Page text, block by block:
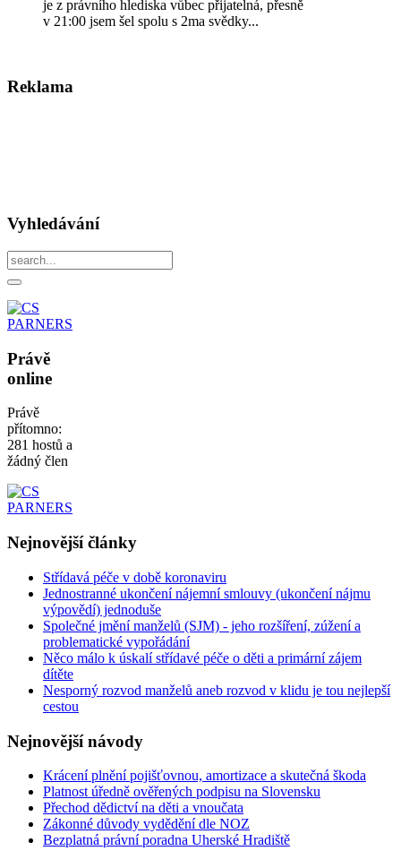
je z právního hlediska vůbec přijatelná, přesně
v 21:00 jsem šel spolu s 2ma svědky...
Reklama
Vyhledávání
Právě
online
Právě
přítomno:
281 hostů a
žádný člen
Nejnovějšíčlánky
Střídavá péče v době koronaviru
Jednostranné ukončení nájemní smlouvy (ukončení nájmu
výpovědí) jednoduše
Společné jmění manželů (SJM) - jeho rozšíření, zúžení a
problematické vypořádání
Něco málo k úskalí střídavé péče o děti a primární zájem
dítěte
Nesporný rozvod manželů aneb rozvod v klidu je tou nejlepší
cestou
Nejnovějšínávody
Krácení plnění pojišťovnou, amortizace a skutečná škoda
Platnost úředně ověřených podpisu na Slovensku
Přechod dědictví na děti a vnoučata
Zákonné důvody vydědění dle NOZ
Bezplatná právní poradna Uherské Hradiště